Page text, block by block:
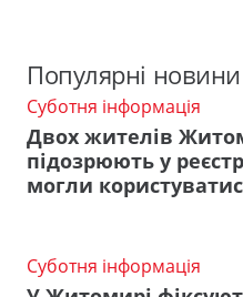
Популярні новини
Суботня інформація
Двох жителів
підозрюють у
могли
Суботня інформація